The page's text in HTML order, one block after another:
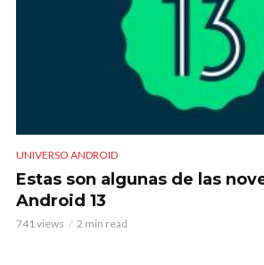
UNIVERSO ANDROID
Estas son algunas de las
Android 13
741 views 2 min read